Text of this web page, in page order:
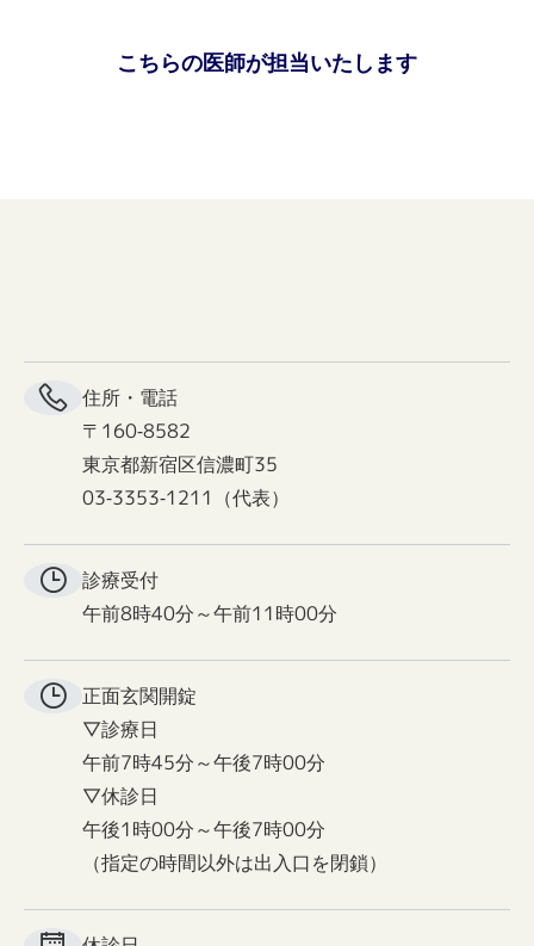
こちらの医師が担当いたします
住所・電話
〒160-8582
東京都新宿区信濃町35
03-3353-1211（代表）
診療受付
午前8時40分～午前11時00分
正面玄関開錠
▽診療日
午前7時45分～午後7時00分
▽休診日
午後1時00分～午後7時00分
（指定の時間以外は出入口を閉鎖）